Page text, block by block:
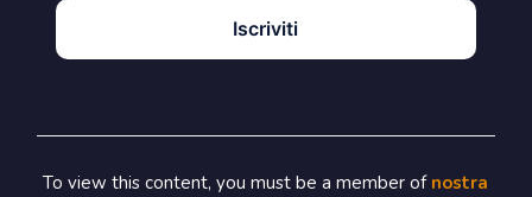
Iscriviti
To view this content, you must be a member of nostra